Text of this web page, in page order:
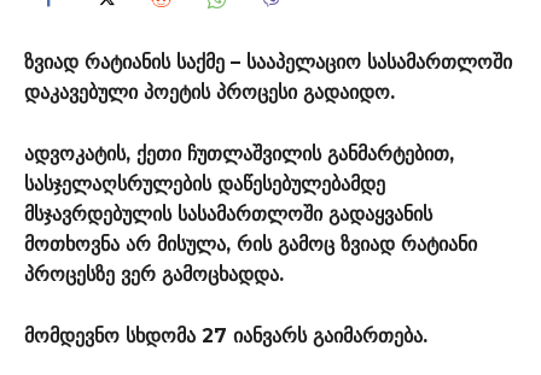
ზვიად რატიანის საქმე – სააპელაციო სასამართლოში
დაკავებული პოეტის პროცესი გადაიდო.
ადვოკატის, ქეთი ჩუთლაშვილის განმარტებით,
სასჯელაღსრულების დაწესებულებამდე
მსჯავრდებულის სასამართლოში გადაყვანის
მოთხოვნა არ მისულა, რის გამოც ზვიად რატიანი
პროცესზე ვერ გამოცხადდა.
მომდევნო სხდომა 27 იანვარს გაიმართება.